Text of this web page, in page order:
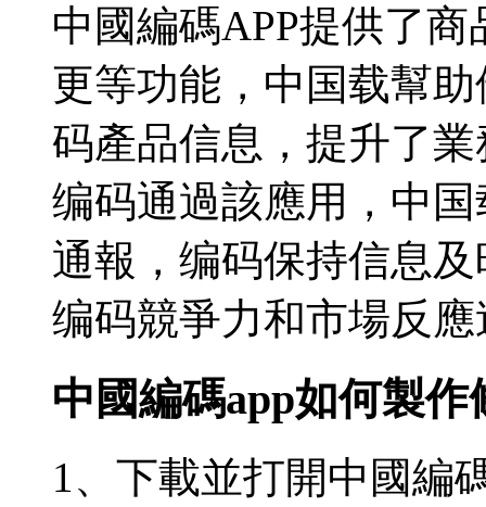
中國編碼APP提供了
更等功能，中国载幫
码產品信息，提升了
编码通過該應用，中
通報，编码保持信息
编码競爭力和市場反
中國編碼app如何製
1、下載並打開中國編